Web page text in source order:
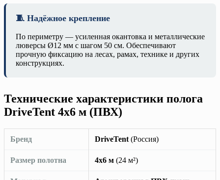
🧵 Надёжное крепление
По периметру — усиленная окантовка и металлические
люверсы Ø12 мм с шагом 50 см. Обеспечивают
прочную фиксацию на лесах, рамах, технике и других
конструкциях.
Технические характеристики полога
DriveTent 4х6 м (ПВХ)
Бренд DriveTent (Россия)
Размер полотна 4х6 м (24 м²)